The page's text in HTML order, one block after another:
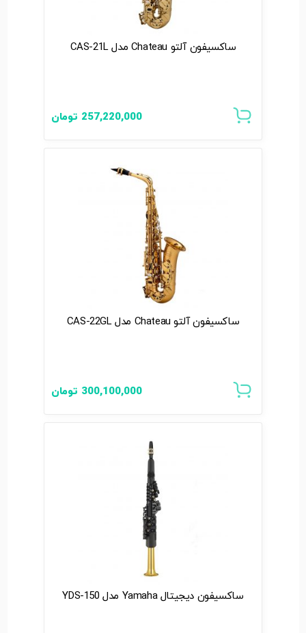
ساکسیفون آلتو Chateau مدل CAS-21L
257,220,000 تومان
ساکسیفون آلتو Chateau مدل CAS-22GL
300,100,000 تومان
ساکسیفون دیجیتال Yamaha مدل YDS-150